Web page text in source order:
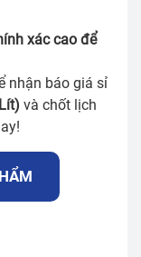
xác cao để
nhận báo giá sỉ
và chốt lịch